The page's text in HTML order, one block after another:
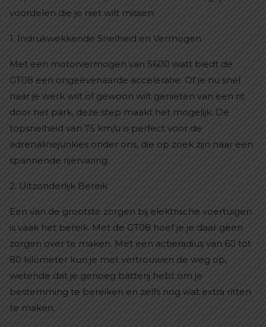
voordelen die je niet wilt missen:
1. Indrukwekkende Snelheid en Vermogen
Met een motorvermogen van 5600 watt biedt de
GT08 een ongeëvenaarde acceleratie. Of je nu snel
naar je werk wilt of gewoon wilt genieten van een rit
door het park, deze step maakt het mogelijk. De
topsnelheid van 75 km/u is perfect voor de
adrenalinejunkies onder ons, die op zoek zijn naar een
spannende rijervaring.
2. Uitzonderlijk Bereik
Een van de grootste zorgen bij elektrische voertuigen
is vaak het bereik. Met de GT08 hoef je je daar geen
zorgen over te maken. Met een actieradius van 60 tot
80 kilometer kun je met vertrouwen de weg op,
wetende dat je genoeg batterij hebt om je
bestemming te bereiken en zelfs nog wat extra ritten
te maken.